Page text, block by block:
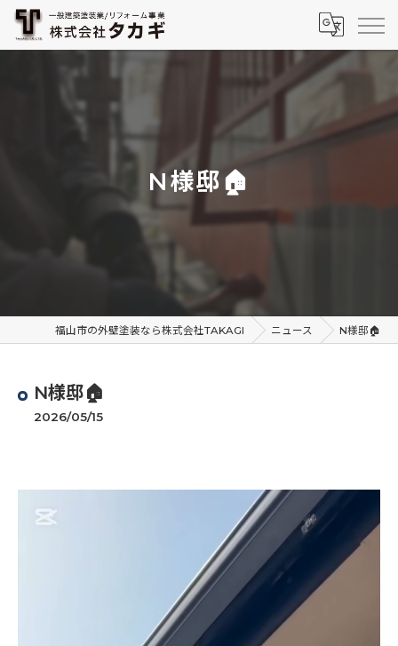
N様邸🏠
福山市の外壁塗装なら株式会社TAKAGI ニュース N様邸🏠
N様邸🏠
2026/05/15